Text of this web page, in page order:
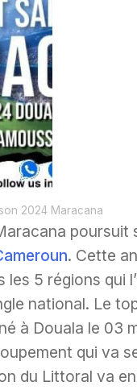
2024 Maracana
poursuit
. Cette
les 5 régions qui
national. Le
à Douala le 03
qui va
du Littoral va